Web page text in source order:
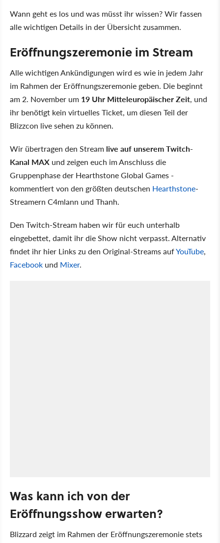
Wann geht es los und was müsst ihr wissen? Wir fassen
alle wichtigen Details in der Übersicht zusammen.
Eröffnungszeremonie im Stream
Alle wichtigen Ankündigungen wird es wie in jedem Jahr
im Rahmen der Eröffnungszeremonie geben. Die beginnt
am 2. November um 19 Uhr Mitteleuropäischer Zeit, und
ihr benötigt kein virtuelles Ticket, um diesen Teil der
Blizzcon live sehen zu können.
Wir übertragen den Stream live auf unserem Twitch-
Kanal MAX und zeigen euch im Anschluss die
Gruppenphase der Hearthstone Global Games -
kommentiert von den größten deutschen Hearthstone-
Streamern C4mlann und Thanh.
Den Twitch-Stream haben wir für euch unterhalb
eingebettet, damit ihr die Show nicht verpasst. Alternativ
findet ihr hier Links zu den Original-Streams aufYouTube,
Facebook und Mixer.
Was kann ich von der
Eröffnungsshow erwarten?
Blizzard zeigt im Rahmen der Eröffnungszeremonie stets